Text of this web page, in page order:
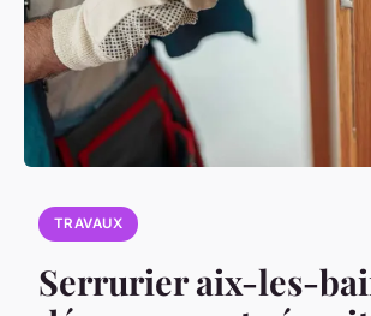
TRAVAUX
Serrurier aix-les-